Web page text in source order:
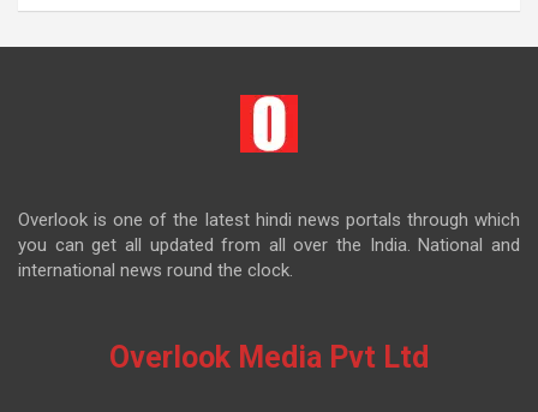
Overlook is one of the latest hindi news portals through which
you can get all updated from all over the India. National and
international news round the clock.
Overlook Media Pvt Ltd